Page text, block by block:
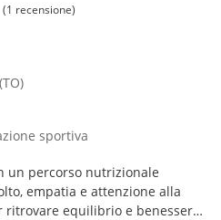
(1 recensione)
sportiva
un percorso nutrizionale
empatia e attenzione alla